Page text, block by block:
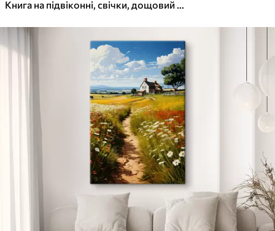
Книга на підвіконні, свічки, дощовий день, затишно